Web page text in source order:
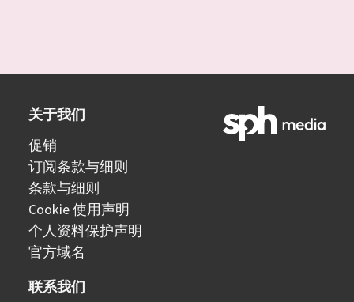
关于我们
促销
订阅条款与细则
条款与细则
Cookie 使用声明
个人资料保护声明
官方域名
联系我们